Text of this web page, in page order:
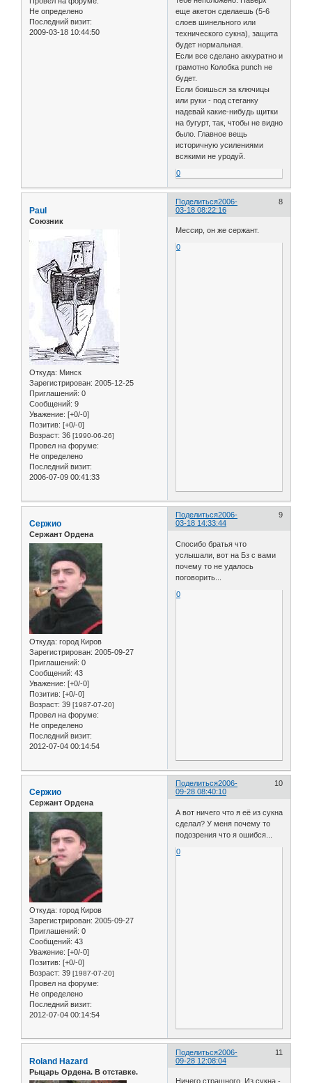
Не определено
Последний визит:
2009-03-18 10:44:50
еще акетон сделаешь (5-6
слоев шинельного или
технического сукна), защита
будет нормальная.
Если все сделано аккуратно и
грамотно Колобка punch не
будет.
Если боишься за ключицы
или руки - под стеганку
надевай какие-нибудь щитки
на бугурт, так, чтобы не видно
было. Главное вещь
историчную усилениями
всякими не уродуй.
0
Поделиться 8
2006-
03-18 08:22:16
Paul
Союзник
Откуда: Минск
Зарегистрирован: 2005-12-25
Приглашений: 0
Сообщений: 9
Уважение: [+0/-0]
Позитив: [+0/-0]
Возраст: 36 [1990-06-26]
Провел на форуме:
Не определено
Последний визит:
2006-07-09 00:41:33
Мессир, он же сержант.
0
Поделиться 9
2006-
03-18 14:33:44
Сержио
Сержант Ордена
Откуда: город Киров
Зарегистрирован: 2005-09-27
Приглашений: 0
Сообщений: 43
Уважение: [+0/-0]
Позитив: [+0/-0]
Возраст: 39 [1987-07-20]
Провел на форуме:
Не определено
Последний визит:
2012-07-04 00:14:54
Спосибо братья что
услышали, вот на Бз с вами
почему то не удалось
поговорить...
0
Поделиться 10
2006-
09-28 08:40:10
Сержио
Сержант Ордена
Откуда: город Киров
Зарегистрирован: 2005-09-27
Приглашений: 0
Сообщений: 43
Уважение: [+0/-0]
Позитив: [+0/-0]
Возраст: 39 [1987-07-20]
Провел на форуме:
Не определено
Последний визит:
2012-07-04 00:14:54
А вот ничего что я её из сукна
сделал? У меня почему то
подозрения что я ошибся...
0
Поделиться 11
2006-
09-28 12:08:04
Roland Hazard
Рыцарь Ордена. В отставке.
Ничего страшного. Из сукна -